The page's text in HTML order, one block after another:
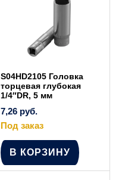
S04HD2105 Головка
торцевая глубокая
1/4″DR, 5 мм
7,26 руб.
Под заказ
В КОРЗИНУ